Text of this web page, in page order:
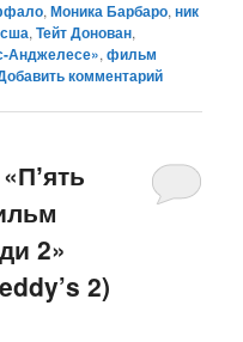
,Моника Барбаро,ник
сша,Тейт Донован,
Анджелесе»,фильм
комментарий
2»
2)